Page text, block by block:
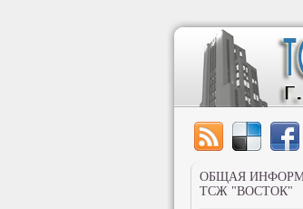
ОБЩАЯ
ТСЖ "ВОСТОК"